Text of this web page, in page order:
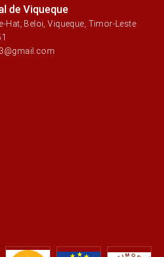
de Viqueque
Hat, Beloi, Viqueque, Timor-Leste